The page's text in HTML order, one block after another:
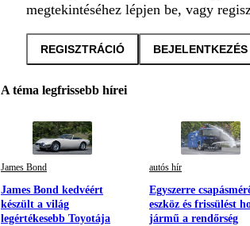
megtekintéséhez lépjen be, vagy
REGISZTRÁCIÓ BEJELENTKEZÉS
A téma legfrissebb hírei
James Bond
James Bond kedvéért
készült a világ
legértékesebb Toyotája
autós hír
Egyszerre
eszköz és frissülést
jármű a rendőrség